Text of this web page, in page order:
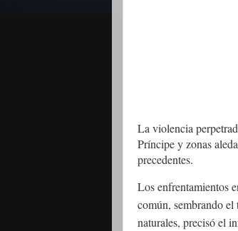
La violencia
Príncipe y zonas
precedentes.
Los enfrentamientos
común, sembrando
naturales, precisó el